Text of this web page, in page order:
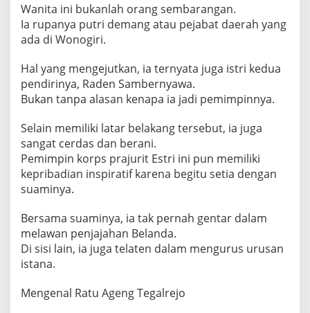
Wanita ini bukanlah orang sembarangan.
Ia rupanya putri demang atau pejabat daerah yang
ada di Wonogiri.
Hal yang mengejutkan, ia ternyata juga istri kedua
pendirinya, Raden Sambernyawa.
Bukan tanpa alasan kenapa ia jadi pemimpinnya.
Selain memiliki latar belakang tersebut, ia juga
sangat cerdas dan berani.
Pemimpin korps prajurit Estri ini pun memiliki
kepribadian inspiratif karena begitu setia dengan
suaminya.
Bersama suaminya, ia tak pernah gentar dalam
melawan penjajahan Belanda.
Di sisi lain, ia juga telaten dalam mengurus urusan
istana.
Mengenal Ratu Ageng Tegalrejo